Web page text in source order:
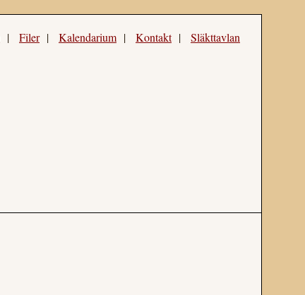
| Filer| Kalendarium | Kontakt| Släkttavlan